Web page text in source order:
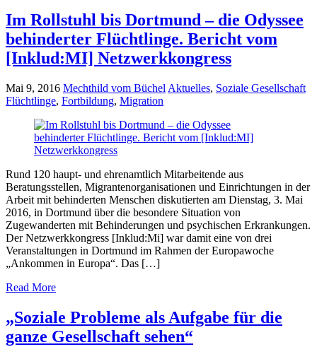
Im Rollstuhl bis Dortmund – die Odyssee
behinderter Flüchtlinge. Bericht vom
[Inklud:MI] Netzwerkkongress
Mai 9, 2016 Mechthild vom Büchel Aktuelles, Soziale Gesellschaft
Flüchtlinge, Fortbildung, Migration
Rund 120 haupt- und ehrenamtlich Mitarbeitende aus
Beratungsstellen, Migrantenorganisationen und Einrichtungen in der
Arbeit mit behinderten Menschen diskutierten am Dienstag, 3. Mai
2016, in Dortmund über die besondere Situation von
Zugewanderten mit Behinderungen und psychischen Erkrankungen.
Der Netzwerkkongress [Inklud:Mi] war damit eine von drei
Veranstaltungen in Dortmund im Rahmen der Europawoche
„Ankommen in Europa“. Das […]
Read More
„Soziale Probleme als Aufgabe für die
ganze Gesellschaft sehen“